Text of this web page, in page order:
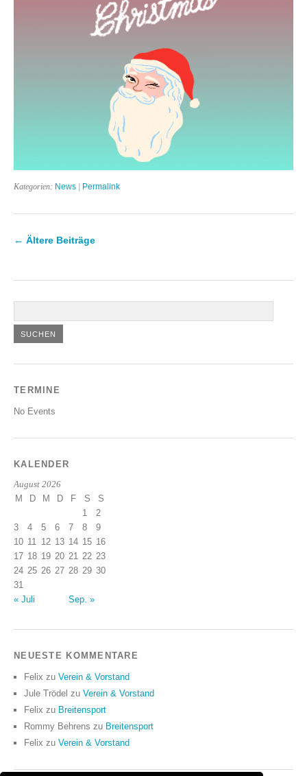
Kategorien: News | Permalink
← Ältere Beiträge
TERMINE
No Events
KALENDER
August 2026
M D M D F S
S
1
2
3
4 5 6 7 8
9
10 11 12 13 14 15 16
17 18 19 20 21 22 23
24 25 26 27 28 29 30
31
« Juli
Sep. »
NEUESTE KOMMENTARE
Felix zu Verein & Vorstand
Jule Trödel zu Verein & Vorstand
Felix zu Breitensport
Rommy Behrens zu Breitensport
Felix zu Verein & Vorstand